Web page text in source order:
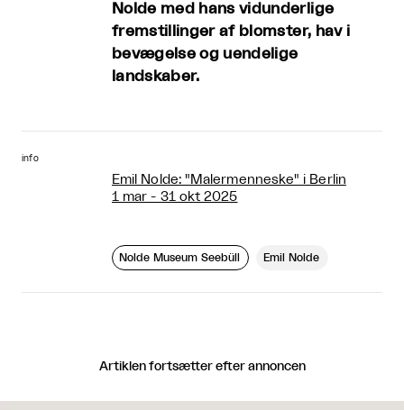
Nolde med hans vidunderlige
fremstillinger af blomster, hav i
bevægelse og uendelige
landskaber.
info
Emil Nolde: "Malermenneske" i Berlin
1 mar - 31 okt 2025
Nolde Museum Seebüll Emil Nolde
Artiklen fortsætter efter annoncen